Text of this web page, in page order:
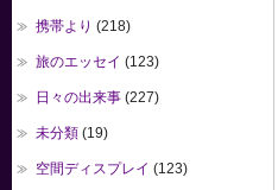
携帯より (218)
旅のエッセイ (123)
日々の出来事 (227)
未分類 (19)
空間ディスプレイ (123)